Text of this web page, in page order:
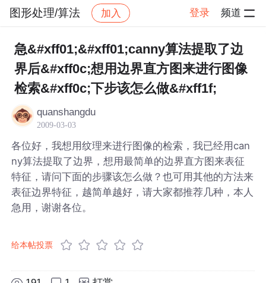
图形处理/算法 加入 登录 频道
社区 图形处理/算法 帖子详情
急&#xff01;&#xff01;canny算法提取了边
界后&#xff0c;想用边界直方图来进行图像
检索&#xff0c;下步该怎么做&#xff1f;
quanshangdu
2009-03-03
各位好，我想用纹理来进行图像的检索，我已经用can
ny算法提取了边界，想用最简单的边界直方图来表征
特征，请问下面的步骤该怎么做？也可用其他的方法来
表征边界特征，越简单越好，请大家都推荐几种，本人
急用，谢谢各位。
给本帖投票